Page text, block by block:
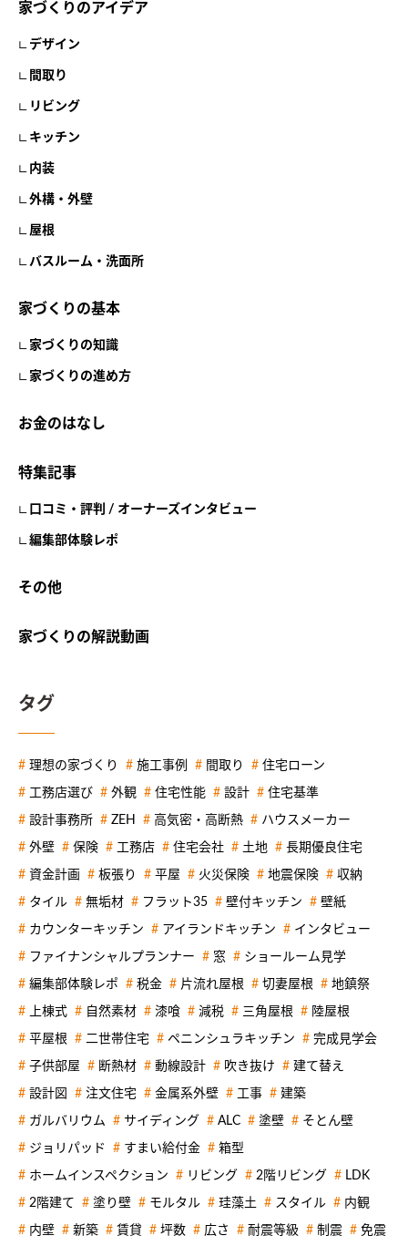
家づくりのアイデア
デザイン
間取り
リビング
キッチン
内装
外構・外壁
屋根
バスルーム・洗面所
家づくりの基本
家づくりの知識
家づくりの進め方
お金のはなし
特集記事
口コミ・評判 / オーナーズインタビュー
編集部体験レポ
その他
家づくりの解説動画
タグ
理想の家づくり 施工事例 間取り 住宅ローン
工務店選び 外観 住宅性能 設計 住宅基準
設計事務所 ZEH 高気密・高断熱 ハウスメーカー
外壁 保険 工務店 住宅会社 土地 長期優良住宅
資金計画 板張り 平屋 火災保険 地震保険 収納
タイル 無垢材 フラット35 壁付キッチン 壁紙
カウンターキッチン アイランドキッチン インタビュー
ファイナンシャルプランナー 窓 ショールーム見学
編集部体験レポ 税金 片流れ屋根 切妻屋根 地鎮祭
上棟式 自然素材 漆喰 減税 三角屋根 陸屋根
平屋根 二世帯住宅 ペニンシュラキッチン 完成見学会
子供部屋 断熱材 動線設計 吹き抜け 建て替え
設計図 注文住宅 金属系外壁 工事 建築
ガルバリウム サイディング ALC 塗壁 そとん壁
ジョリパッド すまい給付金 箱型
ホームインスペクション リビング 2階リビング LDK
2階建て 塗り壁 モルタル 珪藻土 スタイル 内観
内壁 新築 賃貸 坪数 広さ 耐震等級 制震 免震